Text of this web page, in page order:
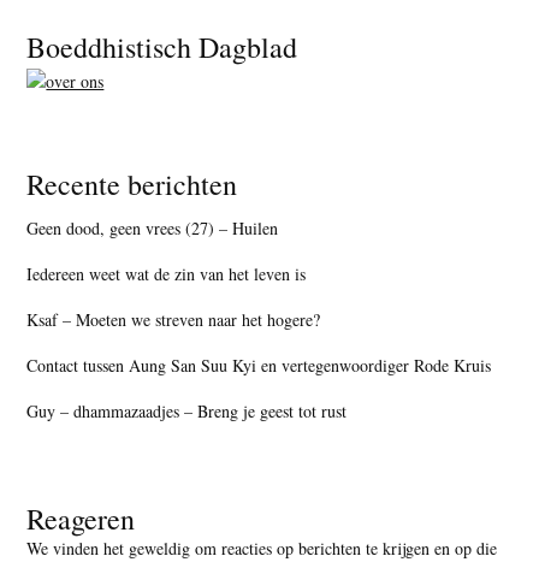
Footer
Boeddhistisch Dagblad
Recente berichten
Geen dood, geen vrees (27) – Huilen
Iedereen weet wat de zin van het leven is
Ksaf – Moeten we streven naar het hogere?
Contact tussen Aung San Suu Kyi en vertegenwoordiger Rode Kruis
Guy – dhammazaadjes – Breng je geest tot rust
Reageren
We vinden het geweldig om reacties op berichten te krijgen en op die